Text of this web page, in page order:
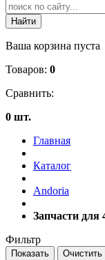
Ваша корзина пуста
Товаров: 0
Сравнить:
0 шт.
Главная
Каталог
Andoria
Запчасти для
Фильтр